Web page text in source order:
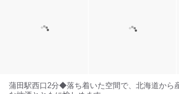
蒲田駅西口2分◆落ち着いた空間で、北海道から